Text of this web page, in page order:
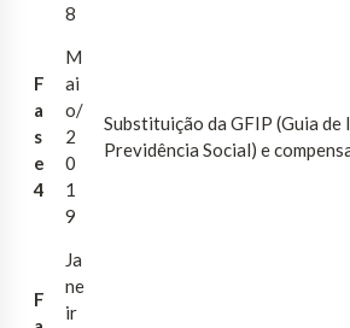
8
F
a
s
e
4
M
ai
o/
2
0
1
9
Substituição da GFIP (Guia de
Previdência Social) e
F
Ja
ne
ir